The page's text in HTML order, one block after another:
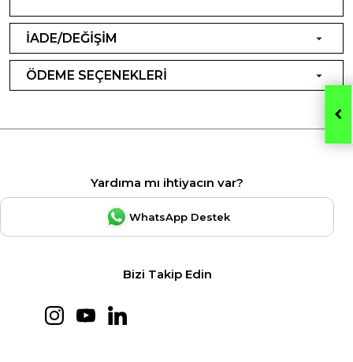
İADE/DEĞİŞİM
ÖDEME SEÇENEKLERİ
Yardıma mı ihtiyacın var?
WhatsApp Destek
Bizi Takip Edin